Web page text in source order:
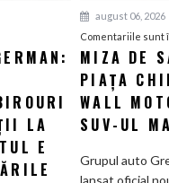
LA
E
august 06, 2026
Comentariile sunt
MIZA DE
PIAȚA
WALL
SUV-UL
Grupul auto
lansat oficial